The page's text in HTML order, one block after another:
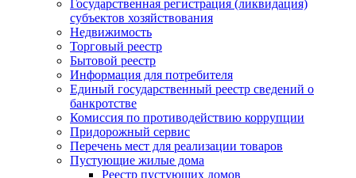
Государственная регистрация (ликвидация)
субъектов хозяйствования
Недвижимость
Торговый реестр
Бытовой реестр
Информация для потребителя
Единый государственный реестр сведений о
банкротстве
Комиссия по противодействию коррупции
Придорожный сервис
Перечень мест для реализации товаров
Пустующие жилые дома
Реестр пустующих домов